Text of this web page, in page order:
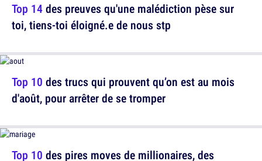
Top 10 des trucs qui prouvent qu’on est au mois
d'août, pour arrêter de se tromper
Top 14des preuves qu'une malédiction pèse sur
toi, tiens-toi éloigné.e de nous stp
Top 10 des pires moves de millionaires, des